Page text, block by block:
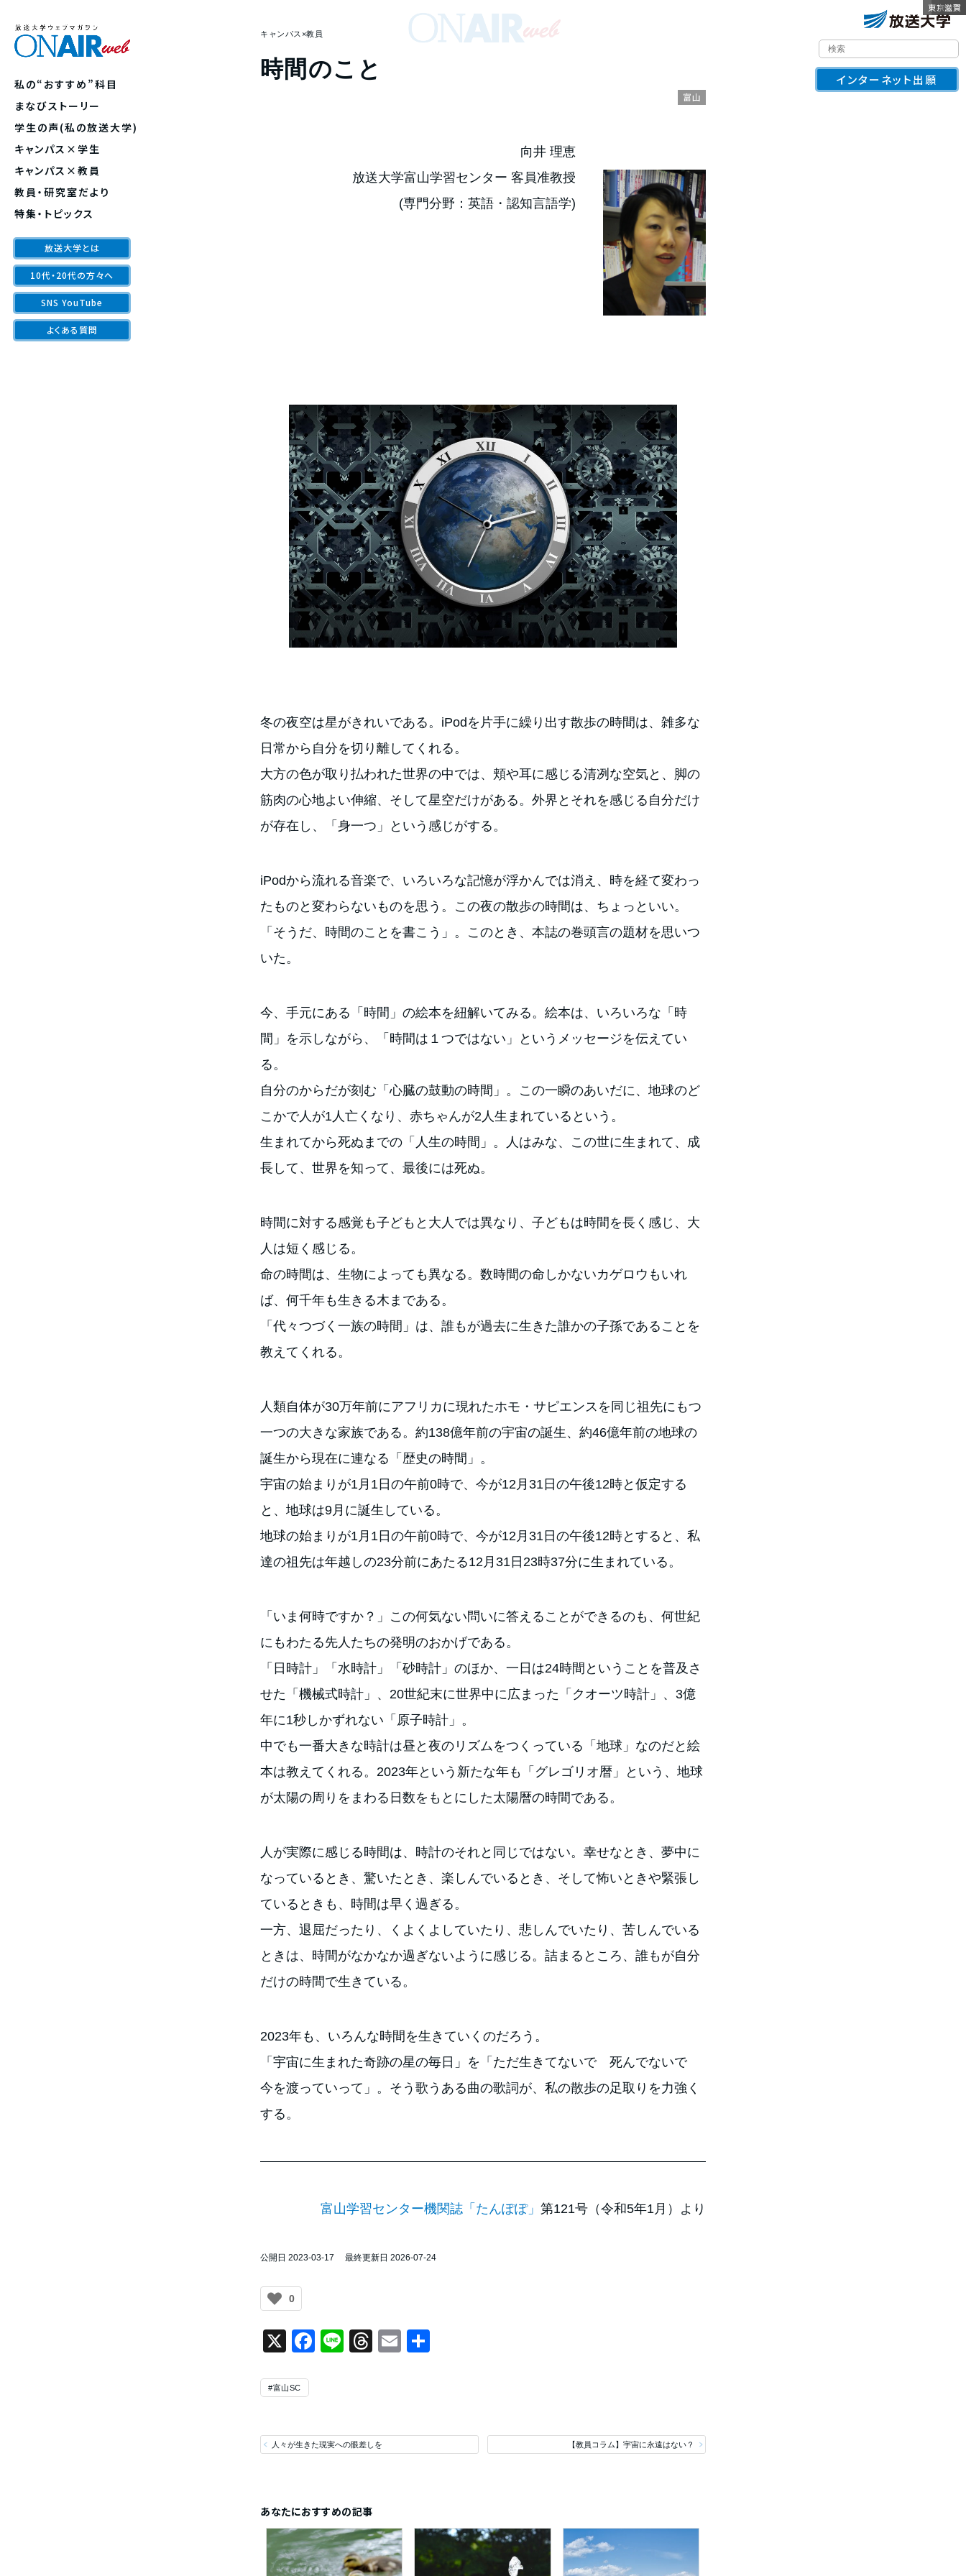
インターネット出願
私の“おすすめ”科目
まなびストーリー
学生の声(私の放送大学)
キャンパス×学生
キャンパス×教員
教員・研究室だより
特集・トピックス
放送大学とは
10代・20代の方々へ
SNS YouTube
よくある質問
キャンパス×教員
時間のこと
富山
向井 理恵
放送大学富山学習センター 客員准教授
(専門分野：英語・認知言語学)
冬の夜空は星がきれいである。iPodを片手に繰り出す散歩の時間は、雑多な
日常から自分を切り離してくれる。
大方の色が取り払われた世界の中では、頬や耳に感じる清冽な空気と、脚の
筋肉の心地よい伸縮、そして星空だけがある。外界とそれを感じる自分だけ
が存在し、「身一つ」という感じがする。
iPodから流れる音楽で、いろいろな記憶が浮かんでは消え、時を経て変わっ
たものと変わらないものを思う。この夜の散歩の時間は、ちょっといい。
「そうだ、時間のことを書こう」。このとき、本誌の巻頭言の題材を思いつ
いた。
今、手元にある「時間」の絵本を紐解いてみる。絵本は、いろいろな「時
間」を示しながら、「時間は１つではない」というメッセージを伝えてい
る。
自分のからだが刻む「心臓の鼓動の時間」。この一瞬のあいだに、地球のど
こかで人が1人亡くなり、赤ちゃんが2人生まれているという。
生まれてから死ぬまでの「人生の時間」。人はみな、この世に生まれて、成
長して、世界を知って、最後には死ぬ。
時間に対する感覚も子どもと大人では異なり、子どもは時間を長く感じ、大
人は短く感じる。
命の時間は、生物によっても異なる。数時間の命しかないカゲロウもいれ
ば、何千年も生きる木まである。
「代々つづく一族の時間」は、誰もが過去に生きた誰かの子孫であることを
教えてくれる。
人類自体が30万年前にアフリカに現れたホモ・サピエンスを同じ祖先にもつ
一つの大きな家族である。約138億年前の宇宙の誕生、約46億年前の地球の
誕生から現在に連なる「歴史の時間」。
宇宙の始まりが1月1日の午前0時で、今が12月31日の午後12時と仮定する
と、地球は9月に誕生している。
地球の始まりが1月1日の午前0時で、今が12月31日の午後12時とすると、私
達の祖先は年越しの23分前にあたる12月31日23時37分に生まれている。
「いま何時ですか？」この何気ない問いに答えることができるのも、何世紀
にもわたる先人たちの発明のおかげである。
「日時計」「水時計」「砂時計」のほか、一日は24時間ということを普及さ
せた「機械式時計」、20世紀末に世界中に広まった「クオーツ時計」、3億
年に1秒しかずれない「原子時計」。
中でも一番大きな時計は昼と夜のリズムをつくっている「地球」なのだと絵
本は教えてくれる。2023年という新たな年も「グレゴリオ暦」という、地球
が太陽の周りをまわる日数をもとにした太陽暦の時間である。
人が実際に感じる時間は、時計のそれと同じではない。幸せなとき、夢中に
なっているとき、驚いたとき、楽しんでいるとき、そして怖いときや緊張し
ているときも、時間は早く過ぎる。
一方、退屈だったり、くよくよしていたり、悲しんでいたり、苦しんでいる
ときは、時間がなかなか過ぎないように感じる。詰まるところ、誰もが自分
だけの時間で生きている。
2023年も、いろんな時間を生きていくのだろう。
「宇宙に生まれた奇跡の星の毎日」を「ただ生きてないで 死んでないで
今を渡っていって」。そう歌うある曲の歌詞が、私の散歩の足取りを力強く
する。
富山学習センター機関誌「たんぽぽ」 第121号（令和5年1月）より
公開日 2023-03-17 最終更新日 2026-07-24
0
X Facebook
LineThreads
Email
#富山SC
人々が生きた現実への眼差しを 【教員コラム】宇宙に永遠はない？
あなたにおすすめの記事
沖縄
和歌山
秋田
新潟
青森
大分
東京渋谷
山梨
神奈川
東京文京
滋賀